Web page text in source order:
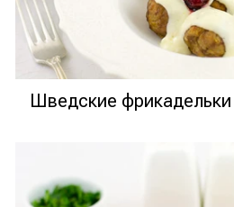
Шведские фрикадельки